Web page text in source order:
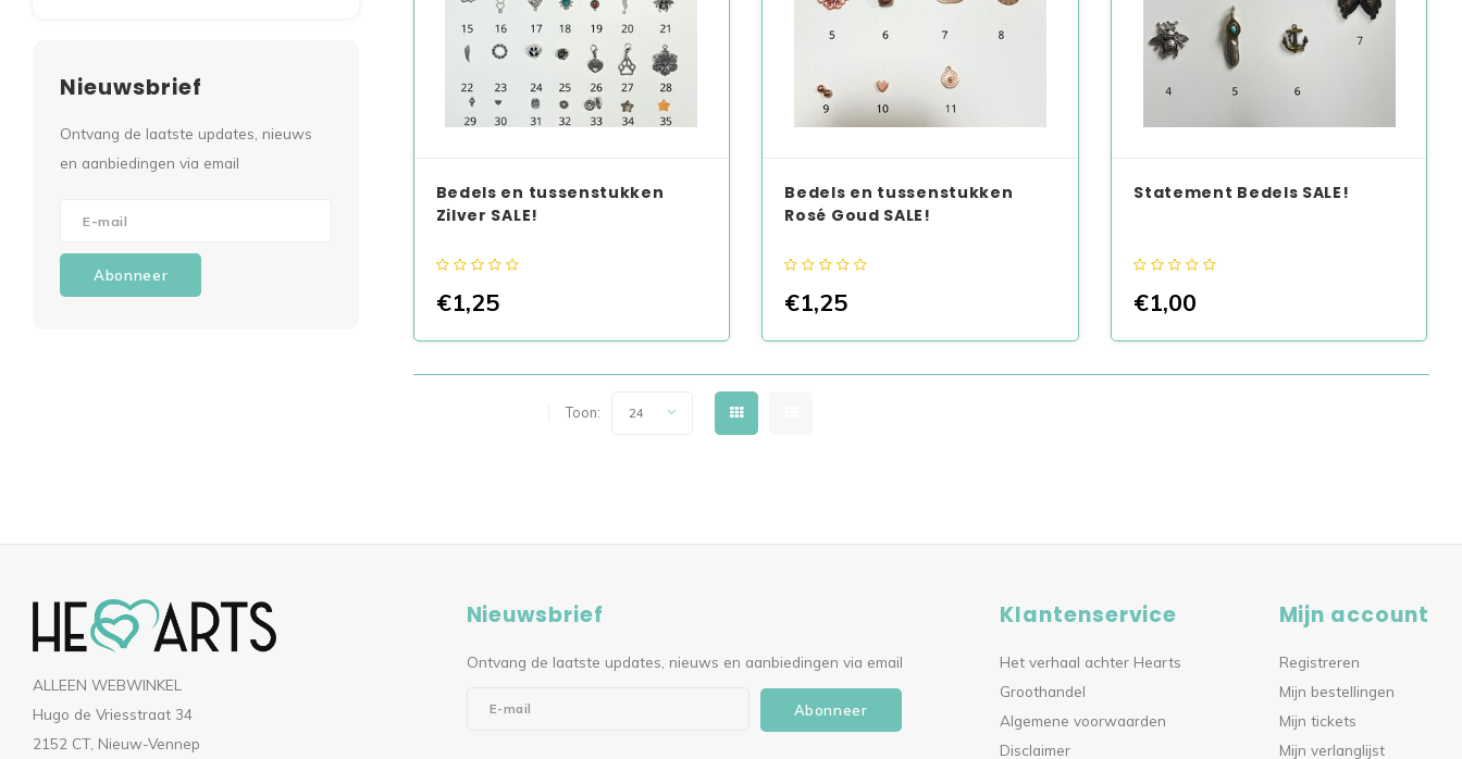
Nieuwsbrief
Ontvang de laatste updates, nieuws
en aanbiedingen via email
Abonneer
Bedels en tussenstukken
Zilver SALE!
€1,25
Bedels en tussenstukken
Rosé Goud SALE!
€1,25
Statement Bedels SALE!
€1,00
Toon: 24
ALLEEN WEBWINKEL
Hugo de Vriesstraat 34
2152 CT, Nieuw-Vennep
Nieuwsbrief
Ontvang de laatste updates, nieuws en aanbiedingen via email
Abonneer
Klantenservice
Het verhaal achter Hearts
Groothandel
Algemene voorwaarden
Disclaimer
Mijn account
Registreren
Mijn bestellingen
Mijn tickets
Mijn verlanglijst